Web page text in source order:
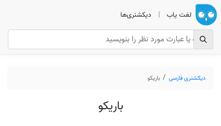
لغت یاب | دیکشنری‌ها
دیکشنری فارسی باریکو
باریکو